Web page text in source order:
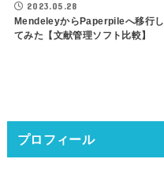
2023.05.28
MendeleyからPaperpileへ移行し
てみた【文献管理ソフト比較】
プロフィール